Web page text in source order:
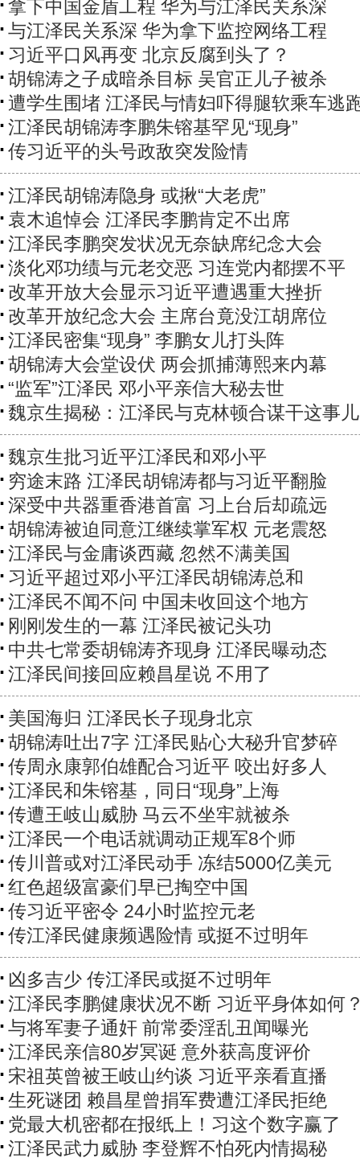
拿下中国金盾工程 华为与江泽民关系深
与江泽民关系深 华为拿下监控网络工程
习近平口风再变 北京反腐到头了？
胡锦涛之子成暗杀目标 吴官正儿子被杀
遭学生围堵 江泽民与情妇吓得腿软乘车逃
江泽民胡锦涛李鹏朱镕基罕见“现身”
传习近平的头号政敌突发险情
江泽民胡锦涛隐身 或揪“大老虎”
袁木追悼会 江泽民李鹏肯定不出席
江泽民李鹏突发状况无奈缺席纪念大会
淡化邓功绩与元老交恶 习连党内都摆不平
改革开放大会显示习近平遭遇重大挫折
改革开放纪念大会 主席台竟没江胡席位
江泽民密集“现身” 李鹏女儿打头阵
胡锦涛大会堂设伏 两会抓捕薄熙来内幕
“监军”江泽民 邓小平亲信大秘去世
魏京生揭秘：江泽民与克林顿合谋干这事儿
魏京生批习近平江泽民和邓小平
穷途末路 江泽民胡锦涛都与习近平翻脸
深受中共器重香港首富 习上台后却疏远
胡锦涛被迫同意江继续掌军权 元老震怒
江泽民与金庸谈西藏 忽然不满美国
习近平超过邓小平江泽民胡锦涛总和
江泽民不闻不问 中国未收回这个地方
刚刚发生的一幕 江泽民被记头功
中共七常委胡锦涛齐现身 江泽民曝动态
江泽民间接回应赖昌星说 不用了
美国海归 江泽民长子现身北京
胡锦涛吐出7字 江泽民贴心大秘升官梦碎
传周永康郭伯雄配合习近平 咬出好多人
江泽民和朱镕基，同日“现身”上海
传遭王岐山威胁 马云不坐牢就被杀
江泽民一个电话就调动正规军8个师
传川普或对江泽民动手 冻结5000亿美元
红色超级富豪们早已掏空中国
传习近平密令 24小时监控元老
传江泽民健康频遇险情 或挺不过明年
凶多吉少 传江泽民或挺不过明年
江泽民李鹏健康状况不断 习近平身体如何
与将军妻子通奸 前常委淫乱丑闻曝光
江泽民亲信80岁冥诞 意外获高度评价
宋祖英曾被王岐山约谈 习近平亲看直播
生死谜团 赖昌星曾捐军费遭江泽民拒绝
党最大机密都在报纸上！习这个数字赢了
江泽民武力威胁 李登辉不怕死内情揭秘